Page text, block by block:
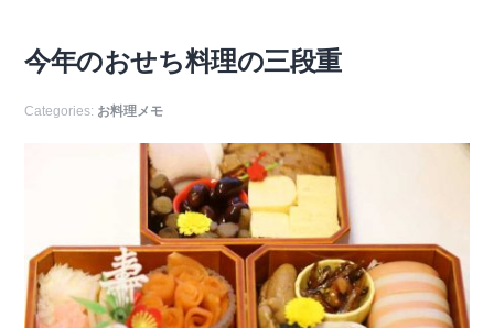
今年のおせち料理の三段重
Categories: お料理メモ